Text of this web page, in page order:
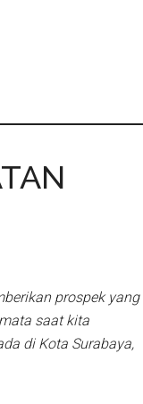
prospek yang
saat kita
di Kota Surabaya,